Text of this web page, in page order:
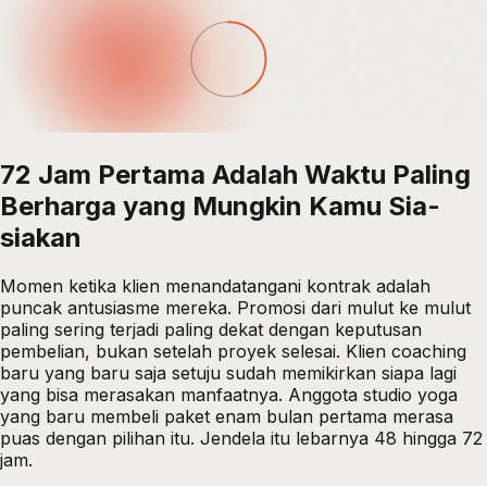
72 Jam Pertama Adalah Waktu Paling
Berharga yang Mungkin Kamu Sia-
siakan
Momen ketika klien menandatangani kontrak adalah
puncak antusiasme mereka. Promosi dari mulut ke mulut
paling sering terjadi paling dekat dengan keputusan
pembelian, bukan setelah proyek selesai. Klien coaching
baru yang baru saja setuju sudah memikirkan siapa lagi
yang bisa merasakan manfaatnya. Anggota studio yoga
yang baru membeli paket enam bulan pertama merasa
puas dengan pilihan itu. Jendela itu lebarnya 48 hingga 72
jam.